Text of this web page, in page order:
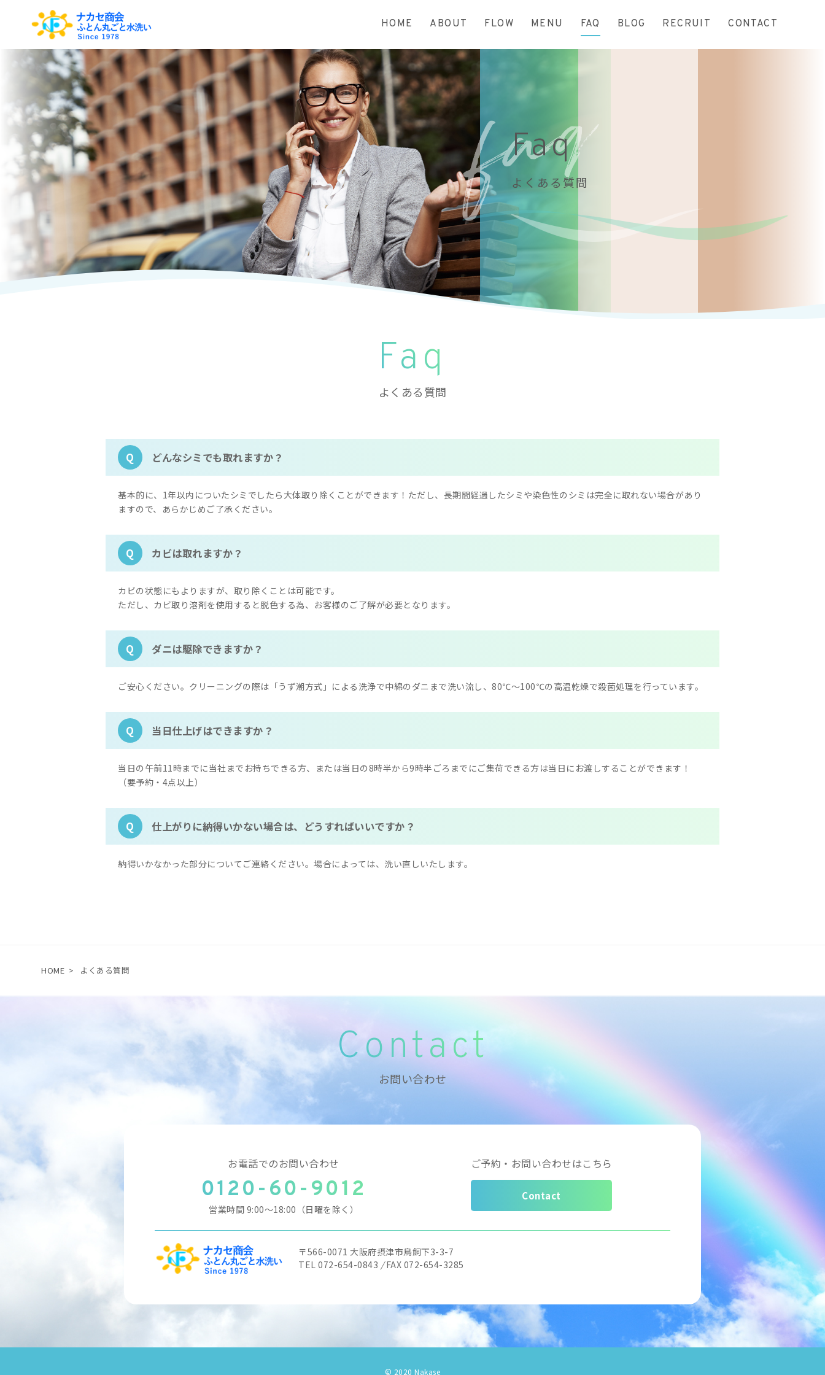
HOME ABOUT FLOW MENU FAQ BLOG RECRUIT CONTACT
Faq
よくある質問
Faq
よくある質問
Q どんなシミでも取れますか？
基本的に、1年以内についたシミでしたら大体取り除くことができます！ただし、長期間経過したシミや染色性のシミは完全に取れない場合があり
ますので、あらかじめご了承ください。
Q カビは取れますか？
カビの状態にもよりますが、取り除くことは可能です。
ただし、カビ取り溶剤を使用すると脱色する為、お客様のご了解が必要となります。
Q ダニは駆除できますか？
ご安心ください。クリーニングの際は「うず潮方式」による洗浄で中綿のダニまで洗い流し、80℃～100℃の高温乾燥で殺菌処理を行っています。
Q 当日仕上げはできますか？
当日の午前11時までに当社までお持ちできる方、または当日の8時半から9時半ごろまでにご集荷できる方は当日にお渡しすることができます！
（要予約・4点以上）
Q 仕上がりに納得いかない場合は、どうすればいいですか？
納得いかなかった部分についてご連絡ください。場合によっては、洗い直しいたします。
HOME > よくある質問
Contact
お問い合わせ
お電話でのお問い合わせ
0120-60-9012
営業時間 9:00～18:00（日曜を除く）
ご予約・お問い合わせはこちら
Contact
〒566-0071 大阪府摂津市鳥飼下3-3-7
TEL 072-654-0843 /FAX 072-654-3285
© 2020 Nakase